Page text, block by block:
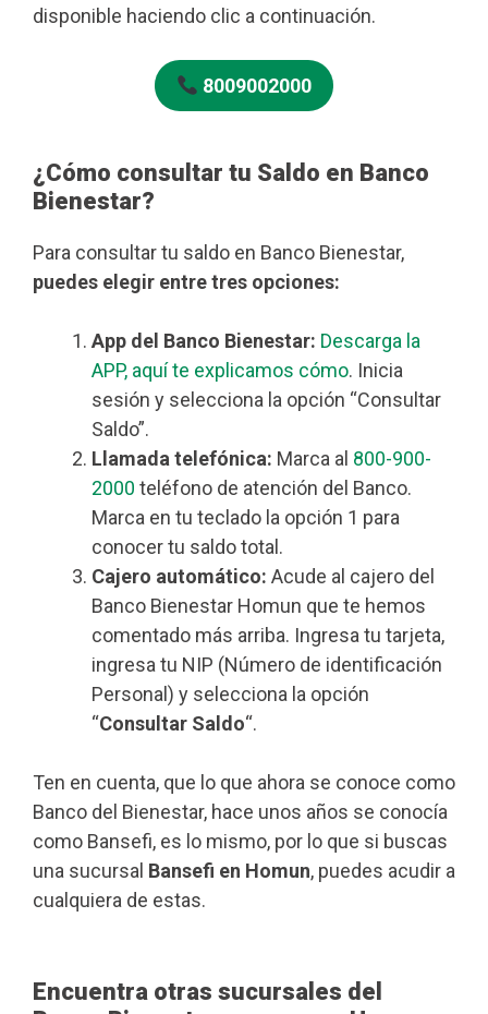
disponible haciendo clic a continuación.
8009002000
¿Cómo consultar tu Saldo en Banco
Bienestar?
Para consultar tu saldo en Banco Bienestar,
puedes elegir entre tres opciones:
App del Banco Bienestar: Descarga la
APP, aquí te explicamos cómo. Inicia
sesión y selecciona la opción “Consultar
Saldo”.
Llamada telefónica: Marca al 800-900-
2000 teléfono de atención del Banco.
Marca en tu teclado la opción 1 para
conocer tu saldo total.
Cajero automático: Acude al cajero del
Banco Bienestar Homun que te hemos
comentado más arriba. Ingresa tu tarjeta,
ingresa tu NIP (Número de identificación
Personal) y selecciona la opción
“Consultar Saldo“.
Ten en cuenta, que lo que ahora se conoce como
Banco del Bienestar, hace unos años se conocía
como Bansefi, es lo mismo, por lo que si buscas
una sucursal Bansefi en Homun, puedes acudir a
cualquiera de estas.
Encuentra otras sucursales del